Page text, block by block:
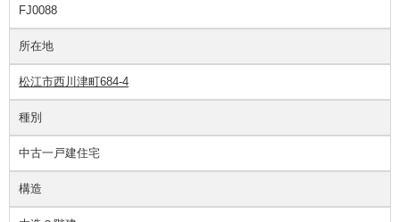
FJ0088
所在地
松江市西川津町684-4
種別
中古一戸建住宅
構造